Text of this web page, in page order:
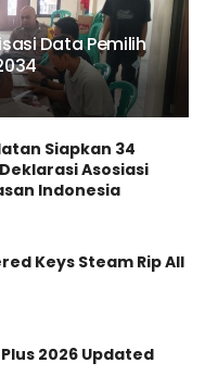
Data Pemilih
Siapkan 34
Asosiasi
Indonesia
Keys Steam Rip All
2026 Updated